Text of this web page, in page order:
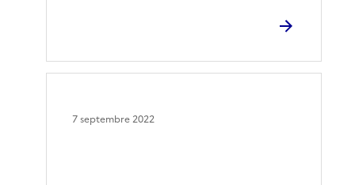
7 septembre 2022